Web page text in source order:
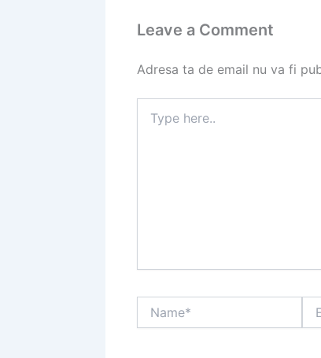
Leave a Comment
Adresa ta de email nu va fi
here..